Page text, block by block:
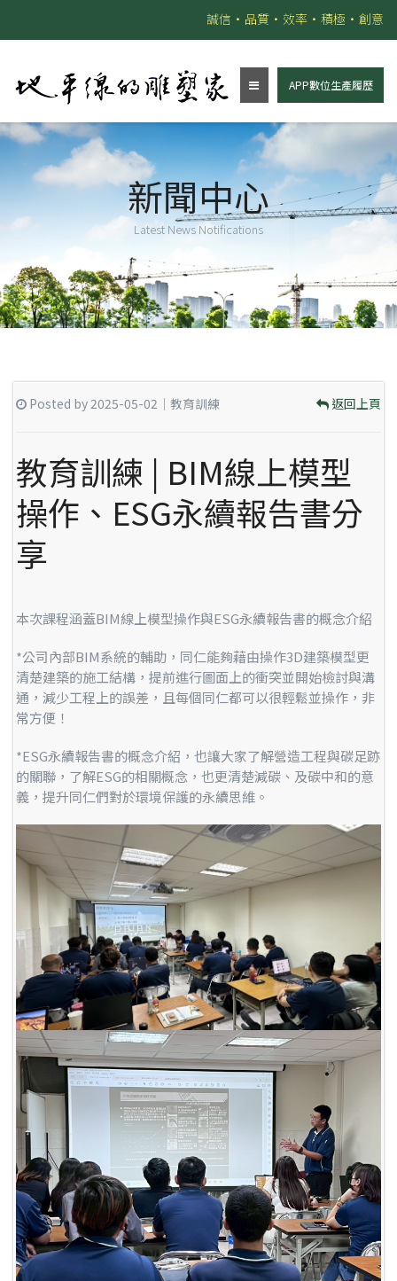
誠信•品質•效率•積極•創意
APP數位生產履歷
新聞中心
Latest News Notifications
返回上頁
Posted by 2025-05-02｜教育訓練
教育訓練 | BIM線上模型
操作、ESG永續報告書分
享
本次課程涵蓋BIM線上模型操作與ESG永續報告書的概念介紹
*公司內部BIM系統的輔助，同仁能夠藉由操作3D建築模型更
清楚建築的施工結構，提前進行圖面上的衝突並開始檢討與溝
通，減少工程上的誤差，且每個同仁都可以很輕鬆並操作，非
常方便！
*ESG永續報告書的概念介紹，也讓大家了解營造工程與碳足跡
的關聯，了解ESG的相關概念，也更清楚減碳、及碳中和的意
義，提升同仁們對於環境保護的永續思維。